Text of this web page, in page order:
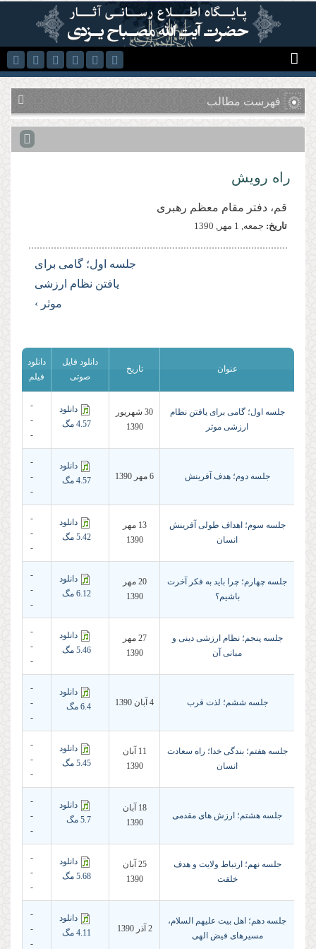
رفتن به محتوای اصلی
فهرست مطالب
راه رویش
قم، دفتر مقام معظم رهبری
تاریخ: جمعه, 1 مهر, 1390
جلسه اول؛ گامی برای
یافتن نظام ارزشی
موثر ›
عنوان تاریخ
دانلود فایل
صوتی
دانلود
فیلم
جلسه اول؛ گامی برای یافتن نظام
ارزشی موثر
30 شهريور
1390
دانلود
4.57 مگ
-
-
-
جلسه دوم؛ هدف آفرینش 6 مهر 1390
دانلود
4.57 مگ
-
-
-
جلسه سوم؛ اهداف طولی آفرینش
انسان
13 مهر
1390
دانلود
5.42 مگ
-
-
-
جلسه چهارم؛ چرا باید به فکر آخرت
باشیم؟
20 مهر
1390
دانلود
6.12 مگ
-
-
-
جلسه پنجم؛ نظام ارزشی دینی و
مبانی آن
27 مهر
1390
دانلود
5.46 مگ
-
-
-
جلسه ششم؛ لذت قرب 4 آبان 1390
دانلود
6.4 مگ
-
-
-
جلسه هفتم؛ بندگی خدا؛ راه سعادت
انسان
11 آبان
1390
دانلود
5.45 مگ
-
-
-
جلسه هشتم؛ ارزش های مقدمی
18 آبان
1390
دانلود
5.7 مگ
-
-
-
جلسه نهم؛ ارتباط ولایت و هدف
خلقت
25 آبان
1390
دانلود
5.68 مگ
-
-
-
جلسه دهم؛ اهل بیت علیهم السلام،
مسیرهای فیض الهی
2 آذر 1390
دانلود
4.11 مگ
-
-
-